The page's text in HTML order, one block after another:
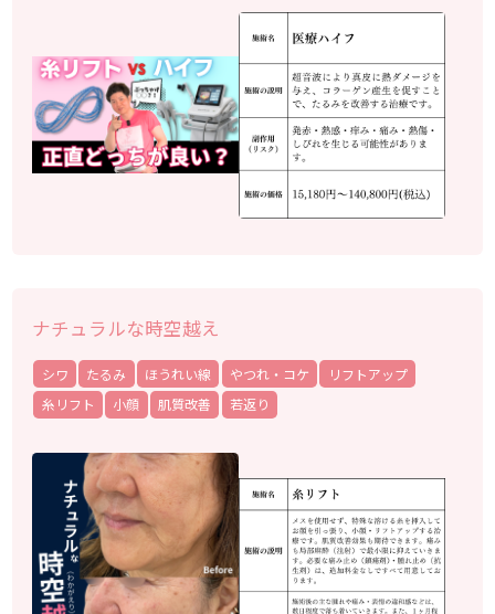
ナチュラルな時空越え
シワ たるみ ほうれい線 やつれ・コケ
リフトアップ
糸リフト
小顔 肌質改善 若返り